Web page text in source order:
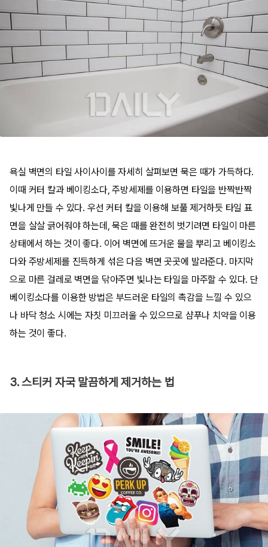
욕실 벽면의 타일 사이사이를 자세히 살펴보면 묵은 때가 가득하다.
이때 커터 칼과 베이킹소다, 주방세제를 이용하면 타일을 반짝반짝
빛나게 만들 수 있다. 우선 커터 칼을 이용해 보풀 제거하듯 타일 표
면을 살살 긁어줘야 하는데, 묵은 때를 완전히 벗기려면 타일이 마른
상태에서 하는 것이 좋다. 이어 벽면에 뜨거운 물을 뿌리고 베이킹소
다와 주방세제를 진득하게 섞은 다음 벽면 곳곳에 발라준다. 마지막
으로 마른 걸레로 벽면을 닦아주면 빛나는 타일을 마주할 수 있다. 단
베이킹소다를 이용한 방법은 부드러운 타일의 촉감을 느낄 수 있으
나 바닥 청소 시에는 자칫 미끄러울 수 있으므로 샴푸나 치약을 이용
하는 것이 좋다.
3. 스티커 자국 말끔하게 제거하는 법